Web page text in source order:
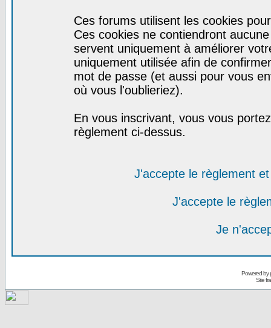
Ces forums utilisent les cookies
Ces cookies ne contiendront
servent uniquement à améliorer
uniquement utilisée afin de
mot de passe (et aussi pour vous
où vous l'oublieriez).
En vous inscrivant, vous vous
règlement ci-dessus.
J'accepte le règlement
J'accepte le
Je
Powered by
Site